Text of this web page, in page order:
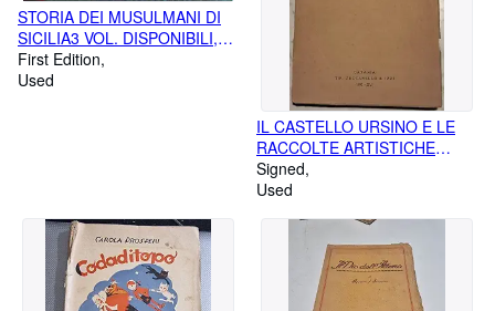
STORIA DEI MUSULMANI DI
SICILIA3 VOL. DISPONIBILI,
SECONDA EDIZIONE
MODIFICATA E ACCRESCIUTA
First Edition
Used
IL CASTELLO URSINO E LE
RACCOLTE ARTISTICHE
COMUNALI DI CATANIA,
Signed
Used